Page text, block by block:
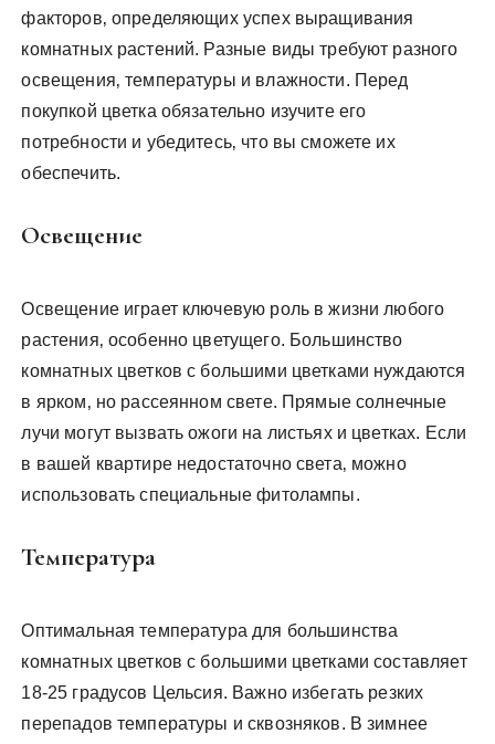
факторов‚ определяющих успех выращивания
комнатных растений. Разные виды требуют разного
освещения‚ температуры и влажности. Перед
покупкой цветка обязательно изучите его
потребности и убедитесь‚ что вы сможете их
обеспечить.
Освещение
Освещение играет ключевую роль в жизни любого
растения‚ особенно цветущего. Большинство
комнатных цветков с большими цветками нуждаются
в ярком‚ но рассеянном свете. Прямые солнечные
лучи могут вызвать ожоги на листьях и цветках. Если
в вашей квартире недостаточно света‚ можно
использовать специальные фитолампы.
Температура
Оптимальная температура для большинства
комнатных цветков с большими цветками составляет
18-25 градусов Цельсия. Важно избегать резких
перепадов температуры и сквозняков. В зимнее